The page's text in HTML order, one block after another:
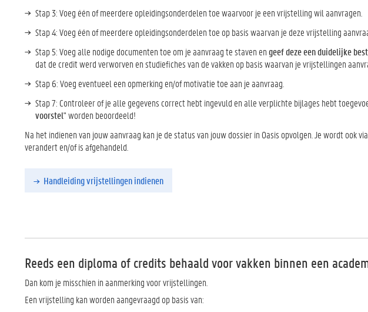
Stap 3: Voeg één of meerdere opleidingsonderdelen toe waarvoor je een vrijstelling wil aanvragen.
Stap 4: Voeg één of meerdere opleidingsonderdelen toe op basis waarvan je deze vrijstelling
Stap 5: Voeg alle nodige documenten toe om je aanvraag te staven engeef deze een duidelijke
dat de credit werd verworven en studiefiches van de vakken op basis waarvan je vrijstellingen
Stap 6: Voeg eventueel een opmerking en/of motivatie toe aan je aanvraag.
Stap 7: Controleer of je alle gegevens correct hebt ingevuld en alle verplichte bijlages hebt
voorstel" worden beoordeeld!
Na het indienen van jouw aanvraag kan je de status van jouw dossier in Oasis opvolgen. Je wordt ook
verandert en/of is afgehandeld.
Handleiding vrijstellingen indienen
Reeds een diploma of credits behaald voor vakken binnen een
Dan kom je misschien in aanmerking voor vrijstellingen.
Een vrijstelling kan worden aangevraagd op basis van: